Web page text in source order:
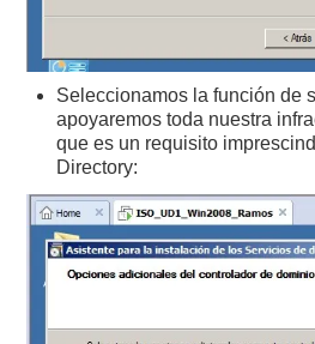
Seleccionamos la función de
apoyaremos toda nuestra
que es un requisito
Directory: